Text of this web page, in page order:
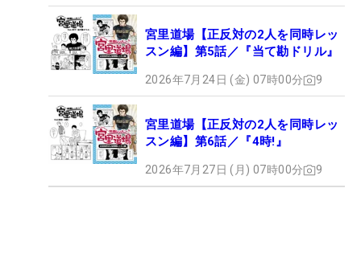
宮里道場【正反対の2人を同時レッ
スン編】第5話／『当て勘ドリル』
2026年7月24日 (金) 07時00分 9
宮里道場【正反対の2人を同時レッ
スン編】第6話／『4時!』
2026年7月27日 (月) 07時00分 9